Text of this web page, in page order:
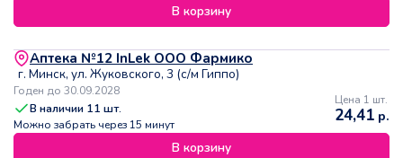
В корзину
Аптека №12 InLek ООО Фармико
г. Минск, ул. Жуковского, 3 (с/м Гиппо)
Годен до 30.09.2028
В наличии 11 шт.
Можно забрать через 15 минут
Цена 1 шт.
24,41 р.
В корзину